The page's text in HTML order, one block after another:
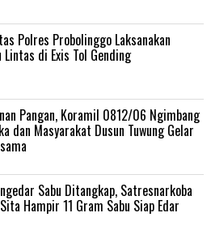
Polres Probolinggo Laksanakan
Lintas di Exis Tol Gending
Pangan, Koramil 0812/06 Ngimbang
dan Masyarakat Dusun Tuwung Gelar
Sabu Ditangkap, Satresnarkoba
Hampir 11 Gram Sabu Siap Edar